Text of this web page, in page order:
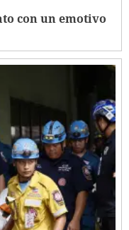
con un emotivo